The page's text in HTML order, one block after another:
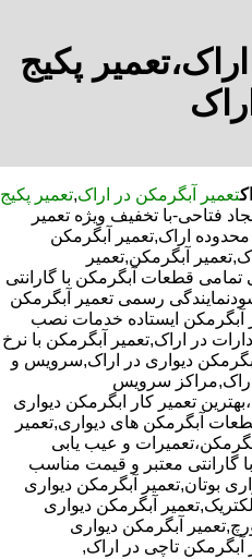
پکیج
تعمیر آبگرمکن در اراک,تعمیر پکیج
آقای سجاد فتاحی-با تخفیف ویژه تعمیر
اراک,تعمیر آبگرمکن
آبگرمکن,تعمیر
قطعات آبگرمکن با گارانتی
رسمی تعمیر آبگرمکن
آبگرمکن ایستاده خدمات نصب
در اراک,تعمیر آبگرمکن با نرخ
دیواری در اراک,سرویس و
اراک,مراکز سرویس
تعمیر کار ابگرمکن دیواری
آبگرمکن های دیواری,تعمیر
و عیب یابی
معتبر و قیمت مناسب
بوتان,تعمیر آبگرمکن دیواری
آبگرمکن دیواری
آبگرمکن دیواری
آبگرمکن تاچی در اراک,